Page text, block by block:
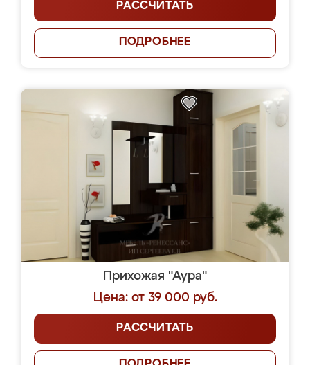
РАССЧИТАТЬ
ПОДРОБНЕЕ
Прихожая "Аура"
Цена: от 39 000 руб.
РАССЧИТАТЬ